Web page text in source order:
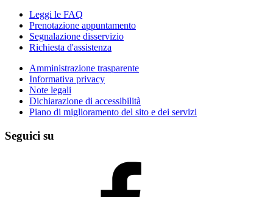
Leggi le FAQ
Prenotazione appuntamento
Segnalazione disservizio
Richiesta d'assistenza
Amministrazione trasparente
Informativa privacy
Note legali
Dichiarazione di accessibilità
Piano di miglioramento del sito e dei servizi
Seguici su